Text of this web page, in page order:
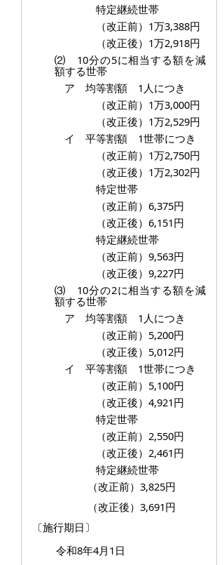
特定継続世帯
（改正前）1万3,388円
（改正後）1万2,918円
⑵ 10分の5に相当する額を減
額する世帯
ア 均等割額 1人につき
（改正前）1万3,000円
（改正後）1万2,529円
イ 平等割額 1世帯につき
（改正前）1万2,750円
（改正後）1万2,302円
特定世帯
（改正前）6,375円
（改正後）6,151円
特定継続世帯
（改正前）9,563円
（改正後）9,227円
⑶ 10分の2に相当する額を減
額する世帯
ア 均等割額 1人につき
（改正前）5,200円
（改正後）5,012円
イ 平等割額 1世帯につき
（改正前）5,100円
（改正後）4,921円
特定世帯
（改正前）2,550円
（改正後）2,461円
特定継続世帯
（改正前）3,825円
（改正後）3,691円
〔施行期日〕
令和8年4月1日